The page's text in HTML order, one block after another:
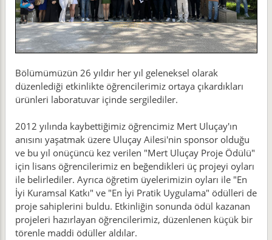
Bölümümüzün 26 yıldır her yıl geleneksel olarak
düzenlediği etkinlikte öğrencilerimiz ortaya çıkardıkları
ürünleri laboratuvar içinde sergilediler.
2012 yılında kaybettiğimiz öğrencimiz Mert Uluçay'ın
anısını yaşatmak üzere Uluçay Ailesi'nin sponsor olduğu
ve bu yıl onüçüncü kez verilen "Mert Uluçay Proje Ödülü"
için lisans öğrencilerimiz en beğendikleri üç projeyi oyları
ile belirlediler. Ayrıca öğretim üyelerimizin oyları ile "En
İyi Kuramsal Katkı" ve "En İyi Pratik Uygulama" ödülleri de
proje sahiplerini buldu. Etkinliğin sonunda ödül kazanan
projeleri hazırlayan öğrencilerimiz, düzenlenen küçük bir
törenle maddi ödüller aldılar.